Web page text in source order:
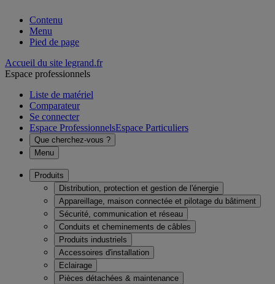
Contenu
Menu
Pied de page
Accueil du site legrand.fr
Espace professionnels
Liste de matériel
Comparateur
Se connecter
Espace ProfessionnelsEspace Particuliers
Que cherchez-vous ?
Menu
Produits
Distribution, protection et gestion de l'énergie
Appareillage, maison connectée et pilotage du bâtiment
Sécurité, communication et réseau
Conduits et cheminements de câbles
Produits industriels
Accessoires d'installation
Eclairage
Pièces détachées & maintenance